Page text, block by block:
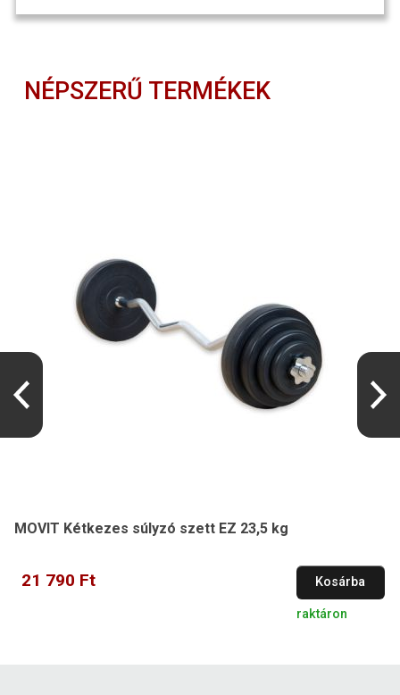
NÉPSZERŰ TERMÉKEK
MOVIT Kétkezes súlyzó szett EZ 23,5 kg
21 790 Ft Kosárba
raktáron